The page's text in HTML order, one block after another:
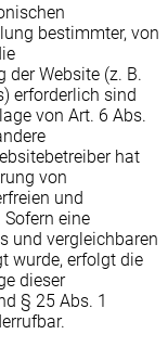
bestimmter, von
Website (z. B.
erforderlich sind
von Art. 6 Abs.
hat
von
und
eine
und vergleichbaren
wurde, erfolgt die
dieser
§ 25 Abs. 1